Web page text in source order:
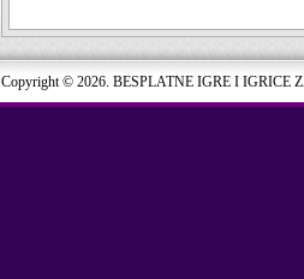
Copyright © 2026. BESPLATNE IGRE I IGRICE